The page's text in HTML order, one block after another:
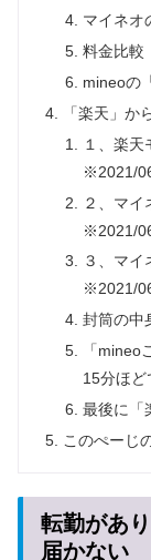
マイネオ
料金比較
mineoの
「楽天」か
１、
※2021/
２、マイ
※2021/
３、
※2021/
封筒の中
「mineo
15分ほど
最後に「
このぺーじ
転勤が
届かない